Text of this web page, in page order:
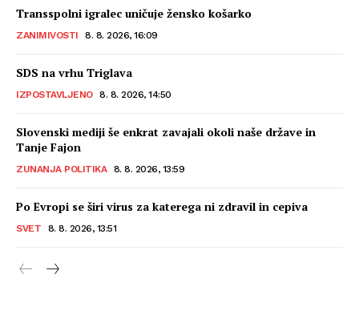
Transspolni igralec uničuje žensko košarko
ZANIMIVOSTI 8. 8. 2026, 16:09
SDS na vrhu Triglava
IZPOSTAVLJENO 8. 8. 2026, 14:50
Slovenski mediji še enkrat zavajali okoli naše države in
Tanje Fajon
ZUNANJA POLITIKA 8. 8. 2026, 13:59
Po Evropi se širi virus za katerega ni zdravil in cepiva
SVET 8. 8. 2026, 13:51